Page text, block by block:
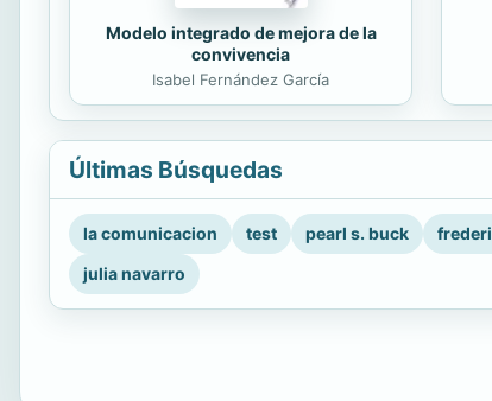
Modelo integrado de mejora de la
convivencia
Isabel Fernández García
Últimas Búsquedas
la comunicacion test pearl s. buck
julia navarro